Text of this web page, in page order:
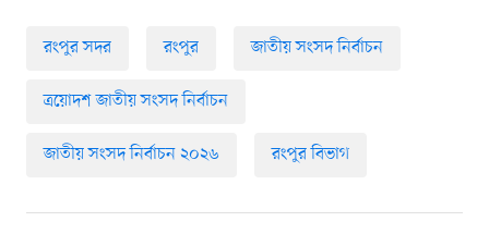
রংপুর সদর রংপুর জাতীয় সংসদ নির্বাচন
ত্রয়োদশ জাতীয় সংসদ নির্বাচন
জাতীয় সংসদ নির্বাচন ২০২৬ রংপুর বিভাগ